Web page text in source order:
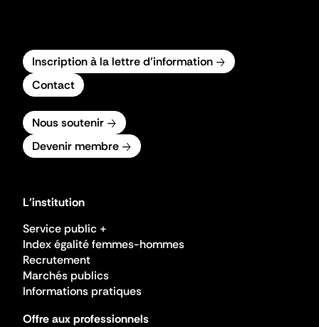
Inscription à la lettre d'information
Contact
Nous soutenir
Devenir membre
L'institution
Service public +
Index égalité femmes-hommes
Recrutement
Marchés publics
Informations pratiques
Offre aux professionnels